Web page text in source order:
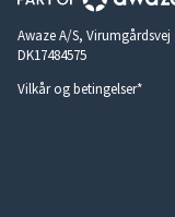
Awaze A/S,
DK17484575
Vilkår og betingelser*